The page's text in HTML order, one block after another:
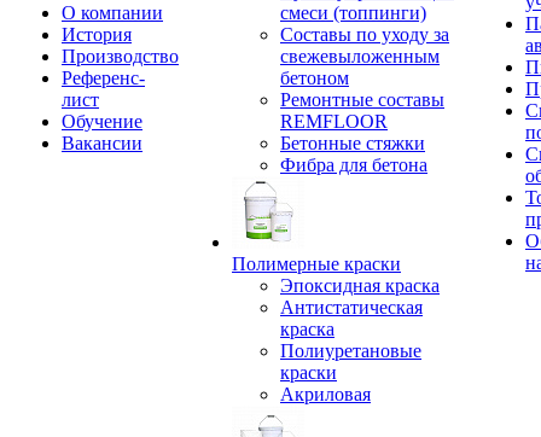
О компании
История
Производство
Референс-
лист
Обучение
Вакансии
смеси (топпинги)
Составы по уходу за
свежевыложенным
бетоном
Ремонтные составы
REMFLOOR
Бетонные стяжки
Фибра для бетона
Полимерные краски
Эпоксидная краска
Антистатическая
краска
Полиуретановые
краски
Акриловая